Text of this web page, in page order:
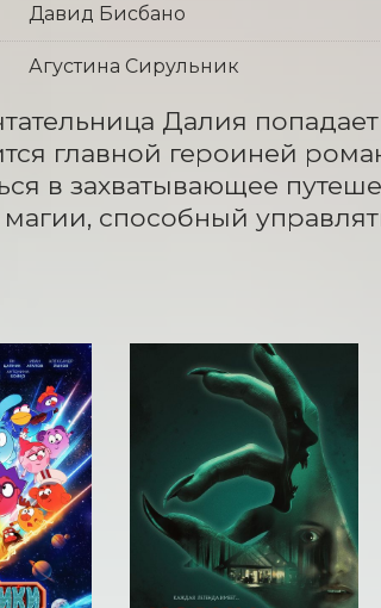
Давид Бисбано
Агустина Сирульник
Далия
главной героиней
в захватывающее
способный